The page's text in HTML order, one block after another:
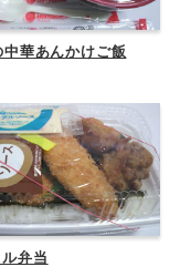
中華あんかけご飯
弁当